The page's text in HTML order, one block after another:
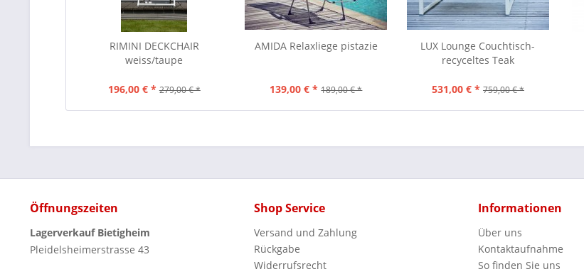
RIMINI DECKCHAIR
weiss/taupe
196,00 € * 279,00 € *
AMIDA Relaxliege pistazie
139,00 € * 189,00 € *
LUX Lounge Couchtisch-
recyceltes Teak
531,00 € * 759,00 € *
Öffnungszeiten
Lagerverkauf Bietigheim
Pleidelsheimerstrasse 43
Shop Service
Versand und Zahlung
Rückgabe
Widerrufsrecht
Informationen
Über uns
Kontaktaufnahme
So finden Sie uns